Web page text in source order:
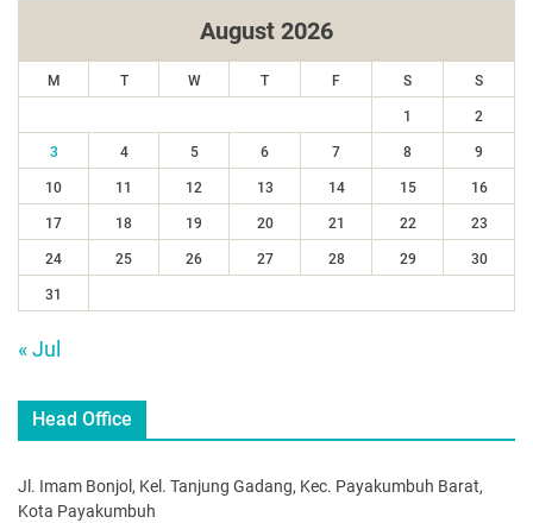
August 2026
M T W T F S S
1 2
3 4 5 6 7 8 9
10 11 12 13 14 15 16
17 18 19 20 21 22 23
24 25 26 27 28 29 30
31
« Jul
Head Office
Jl. Imam Bonjol, Kel. Tanjung Gadang, Kec. Payakumbuh Barat,
Kota Payakumbuh